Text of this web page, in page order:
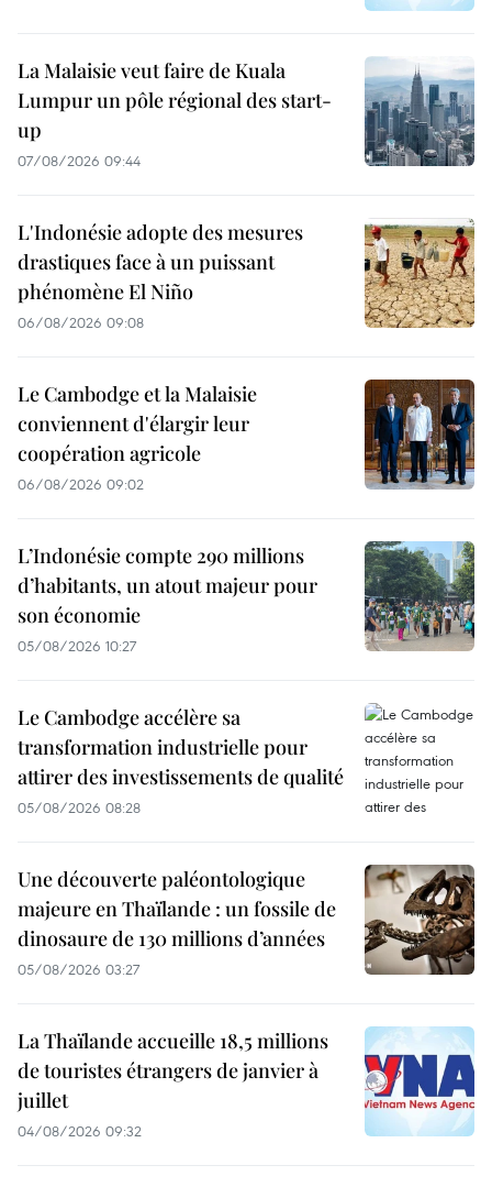
La Malaisie veut faire de Kuala
Lumpur un pôle régional des start-
up
07/08/2026 09:44
L'Indonésie adopte des mesures
drastiques face à un puissant
phénomène El Niño
06/08/2026 09:08
Le Cambodge et la Malaisie
conviennent d'élargir leur
coopération agricole
06/08/2026 09:02
L’Indonésie compte 290 millions
d’habitants, un atout majeur pour
son économie
05/08/2026 10:27
Le Cambodge accélère sa
transformation industrielle pour
attirer des investissements de qualité
05/08/2026 08:28
Une découverte paléontologique
majeure en Thaïlande : un fossile de
dinosaure de 130 millions d’années
05/08/2026 03:27
La Thaïlande accueille 18,5 millions
de touristes étrangers de janvier à
juillet
04/08/2026 09:32